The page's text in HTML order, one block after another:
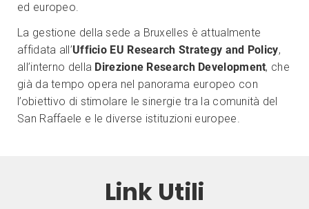
ed europeo.
La gestione della sede a Bruxelles è attualmente
affidata all’Ufficio EU Research Strategy and Policy,
all’interno della Direzione Research Development, che
già da tempo opera nel panorama europeo con
l’obiettivo di stimolare le sinergie tra la comunità del
San Raffaele e le diverse istituzioni europee.
Link Utili